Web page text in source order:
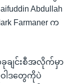
Abdullah
Farmaner က
ချင်းစီအလိုက်မှာ
ဝါဒတွေကိုပဲ